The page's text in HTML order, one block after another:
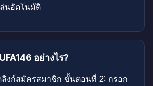
ล่นอัตโนมัติ
อย่างไร?
ลิงก์สมัครสมาชิก ขั้นตอนที่ 2: กรอก